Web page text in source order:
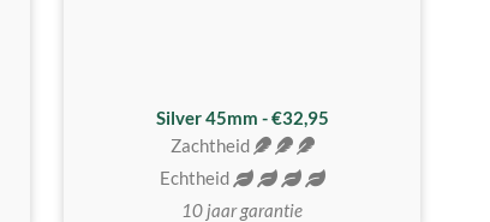
MEEST GEKOZEN
Silver 45mm - €32,95
Zachtheid
Echtheid
10 jaar garantie